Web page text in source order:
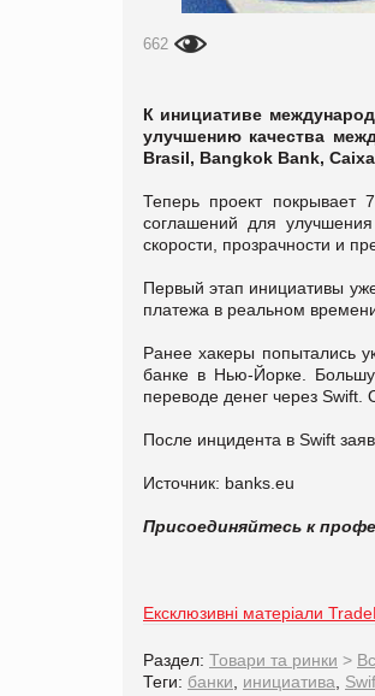
662
К инициативе
улучшению качества
Brasil, Bangkok Bank,
Теперь проект покрывает
соглашений для
скорости, прозрачности и
Первый этап инициативы
платежа в реальном
Ранее хакеры попытались
банке в Нью-Йорке.
переводе денег через
После инцидента в Swift
Источник: banks.eu
Присоединяйтесь к
Ексклюзивні матеріали
Раздел: Товари та ринки >
Теги: банки инициатива